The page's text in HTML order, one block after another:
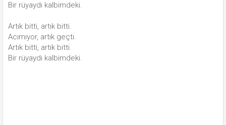
Bir rüyaydı kalbimdeki.
Artık bitti, artık bitti.
Acımıyor, artık geçti.
Artık bitti, artık bitti.
Bir rüyaydı kalbimdeki.